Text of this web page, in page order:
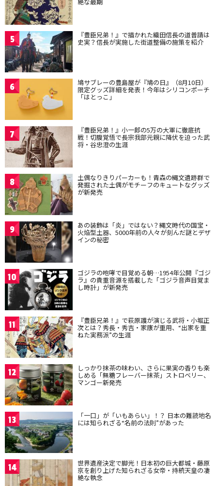
5 『豊臣兄弟！』で描かれた織田信長の道普請は
史実？信長が実施した街道整備の施策を紹介
6 鳩サブレーの豊島屋が『鳩の日』（8月10日）
限定グッズ詳細を発表！今年はシリコンポーチ
「はとっこ」
7 『豊臣兄弟！』小一郎の5万の大軍に徹底抗
戦！切腹覚悟で長宗我部元親に降伏を迫った武
将・谷忠澄の生涯
8 土偶なりきりパーカーも！青森の縄文遺跡群で
発掘された土偶がモチーフのキュートなグッズ
が新発売
9 あの装飾は「炎」ではない？縄文時代の国宝・
火焔型土器、5000年前の人々が刻んだ謎とデザ
インの秘密
10 ゴジラの咆哮で目覚める朝…1954年公開『ゴジ
ラ』の貴重音源を搭載した「ゴジラ音声目覚ま
し時計」が新発売
11 『豊臣兄弟！』で萩原護が演じる武将・小堀正
次とは？秀長・秀吉・家康が重用、“出家を重
ねた実務派”の生涯
12 しっかり抹茶の味わい、さらに果実の香りも楽
しめる「無糖フレーバー抹茶」ストロベリー、
マンゴー新発売
13 「一口」が「いもあらい」！？ 日本の難読地名
には知られざる“名前の法則”があった
14 世界遺産決定で脚光！日本初の巨大都城・藤原
京を創り上げた知られざる女帝・持統天皇の凄
絶な執念